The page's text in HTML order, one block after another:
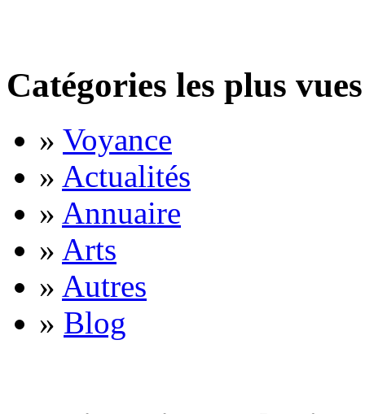
Catégories les plus vues
» Voyance
» Actualités
» Annuaire
» Arts
» Autres
» Blog